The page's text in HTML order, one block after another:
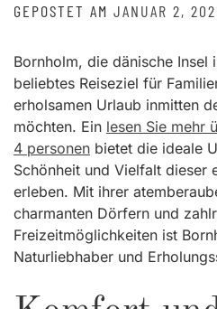
GEPOSTET AM JANUAR 2,
Bornholm, die dänische Insel
beliebtes Reiseziel für
erholsamen Urlaub inmitten
möchten. Ein lesen Sie mehr
4 personen bietet die ideale
Schönheit und Vielfalt dieser
erleben. Mit ihrer
charmanten Dörfern und
Freizeitmöglichkeiten ist
Naturliebhaber und